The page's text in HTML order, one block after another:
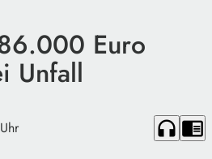
Euro
Unfall
headphones chrome_reader_mode